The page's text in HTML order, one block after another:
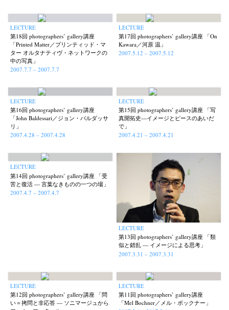
LECTURE
第18回 photographers’ gallery講座
「Printed Matter／プリンティッド・マ
ター オルタナティヴ・ネットワークの
中の写真」
2007.7.7 – 2007.7.7
LECTURE
第17回 photographers’ gallery講座 「On
Kawara／河原 温」
2007.5.12 – 2007.5.12
LECTURE
第16回 photographers’ gallery講座
「John Baldessari／ジョン・バルダッサ
リ」
2007.4.28 – 2007.4.28
LECTURE
第15回 photographers’ gallery講座 「写
真開拓史—イメージとピースのあいだ
で」
2007.4.21 – 2007.4.21
LECTURE
第14回 photographers’ gallery講座 「受
苦と復活 — 言葉なきものの一つの場」
2007.4.7 – 2007.4.7
LECTURE
第13回 photographers’ gallery講座 「類
似と錯乱 — イメージによる思考」
2007.3.31 – 2007.3.31
LECTURE
第12回 photographers’ gallery講座 「問
い＝拷問と非応答 — ソニマージュから
LECTURE
第11回 photographers’ gallery講座
「Mel Bochner／メル・ボックナー」